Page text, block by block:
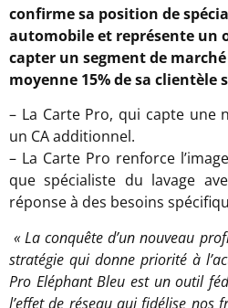
confirme sa position de
automobile et représente un
capter un segment de
moyenne 15% de sa
– La Carte Pro, qui capte une
un CA additionnel.
– La Carte Pro renforce
que spécialiste du lavage
réponse à des besoins
« La conquête d’un nouveau
stratégie qui donne priorité à
Pro Eléphant Bleu est un outil
l’effet de réseau qui fidélise nos